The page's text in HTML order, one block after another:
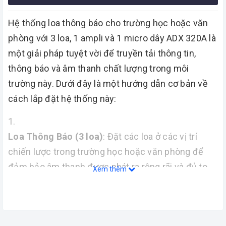
Hệ thống loa thông báo cho trường học hoặc văn
phòng với 3 loa, 1 ampli và 1 micro dây ADX 320A là
một giải pháp tuyệt vời để truyền tải thông tin,
thông báo và âm thanh chất lượng trong môi
trường này. Dưới đây là một hướng dẫn cơ bản về
cách lắp đặt hệ thống này:
Loa Thông Báo (3 loa): Đặt các loa ở các vị trí
chiến lược trong trường học hoặc văn phòng để
đảm bảo âm thanh được phát ra rộng rãi và đủ to
Xem thêm